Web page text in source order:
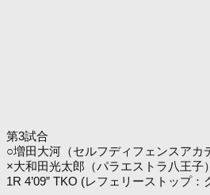
第3試合
○増田大河（セルフディフェンスアカ
×大和田光太郎（パラエストラ八王子）
1R 4’09” TKO (レフェリーストップ